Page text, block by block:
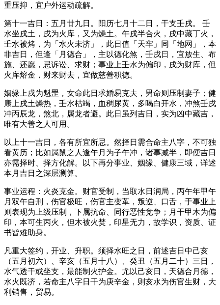
重压抑，宜户外运动疏解。
第十一吉日：五月廿九日。阳历七月十二日，干支壬戌。 壬
水坐戌土，戌为火库，又为燥土。午戌半合火，戌中藏丁火，
壬水被烤，为「水火未济」，此日值「天牢」同「地网」，本
非吉日，但逢「月德合」，主以德化煞，壬戌日，宜放生、布
施、还愿，忌诉讼、求财；事业上壬水为偏印，戌为财库，但
火库熔金，财来财去，宜做慈善积德。
姻缘上戌为魁罡，女命此日求婚易克夫，男命则压制妻子；健
康上戌土燥热，壬水枯竭，血稠尿黄，多喝白开水，冲煞壬戌
冲丙辰龙，煞北，属龙者避。此日虽列吉日，实为凶中藏吉，
唯有大善之人可用。
以上十一吉日，各有所宜所忌。然择日需合命主八字，不可独
看黄历；比如属鼠之人逢午月为子午冲，诸事减半，即便吉日
亦需择时、择方化解。以下再分事业、姻缘、健康三域，详述
本月吉日之深层测算。
事业运程：火炎克金。财官受制，当取水日润局，丙午年甲午
月双午自刑，伤官极旺，伤官主变革，叛逆、口舌，于事业上
则表现为上级压制，下属抗命、同行恶性竞争；月干甲木为偏
印，本可生丙火，但木被火焚，印星无力，故学识，资质、证
书皆难助身。
凡重大签约，开业、升职。须择水旺之日，前述吉日中己亥
（五月初六）、辛亥（五月十八）、癸丑（五月二十）三日，
水气透干或坐支，最能制火护金。尤以己亥日，天德合月德，
水火既济，若命主八字日干为庚辛金，则亥水为伤官生财，大
利销售，贸易。